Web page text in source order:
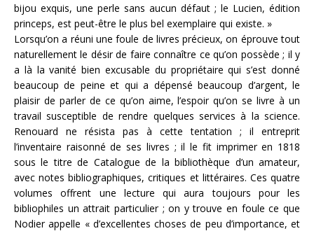
bijou exquis, une perle sans aucun défaut ; le Lucien, édition
princeps, est peut-être le plus bel exemplaire qui existe. »
Lorsqu’on a réuni une foule de livres précieux, on éprouve tout
naturellement le désir de faire connaître ce qu’on possède ; il y
a là la vanité bien excusable du propriétaire qui s’est donné
beaucoup de peine et qui a dépensé beaucoup d’argent, le
plaisir de parler de ce qu’on aime, l’espoir qu’on se livre à un
travail susceptible de rendre quelques services à la science.
Renouard ne résista pas à cette tentation ; il entreprit
l’inventaire raisonné de ses livres ; il le fit imprimer en 1818
sous le titre de Catalogue de la bibliothèque d’un amateur,
avec notes bibliographiques, critiques et littéraires. Ces quatre
volumes offrent une lecture qui aura toujours pour les
bibliophiles un attrait particulier ; on y trouve en foule ce que
Nodier appelle « d’excellentes choses de peu d’importance, et